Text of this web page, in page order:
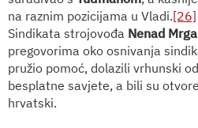
na raznim pozicijama u Vladi.[26]
Sindikata strojovođa Nenad
pregovorima oko osnivanja
pružio pomoć, dolazili vrhunski
besplatne savjete, a bili su
hrvatski.